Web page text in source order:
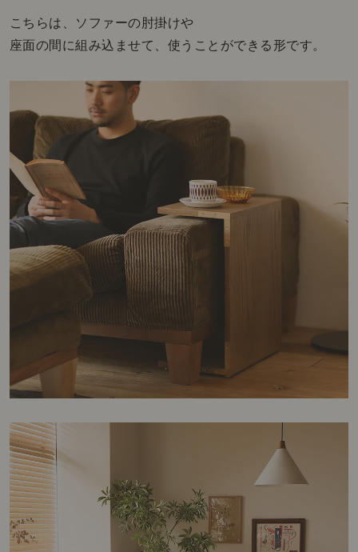
こちらは、ソファーの肘掛けや
座面の間に組み込ませて、使うことができる形です。